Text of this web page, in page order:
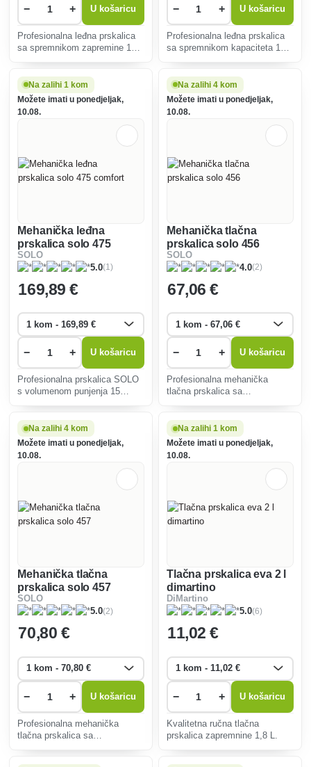
− + U košaricu
Profesionalna leđna prskalica
sa spremnikom zapremine 10
− + U košaricu
Profesionalna leđna prskalica
sa spremnikom kapaciteta 15
Na zalihi 1 kom
Možete imati u ponedjeljak,
10.08.
Mehanička leđna
prskalica solo 475
comfort
SOLO
5.0(1)
169,89 €
− + U košaricu
Profesionalna prskalica SOLO
s volumenom punjenja 15
Na zalihi 4 kom
Možete imati u ponedjeljak,
10.08.
Mehanička tlačna
prskalica solo 456
SOLO
4.0(2)
67,06 €
− + U košaricu
Profesionalna mehanička
tlačna prskalica sa
Na zalihi 4 kom
Možete imati u ponedjeljak,
10.08.
Mehanička tlačna
prskalica solo 457
SOLO
5.0(2)
70,80 €
− + U košaricu
Profesionalna mehanička
tlačna prskalica sa
Na zalihi 1 kom
Možete imati u ponedjeljak,
10.08.
Tlačna prskalica eva 2 l
dimartino
DiMartino
5.0(6)
11,02 €
− + U košaricu
Kvalitetna ručna tlačna
prskalica zapremnine 1,8 L.